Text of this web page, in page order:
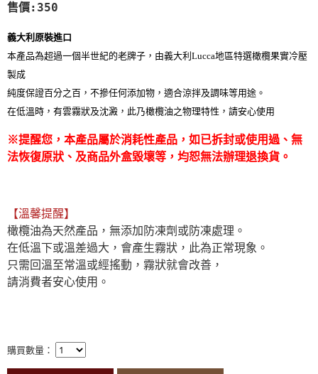
售價:350
義大利原裝進口
本產品為超過一個半世紀的老牌子，由義大利Lucca地區特選橄欖果實冷壓
製成
純度保證百分之百，不摻任何添加物，適合涼拌及調味等用途。
在低溫時，有雲霧狀及沈澱，此乃橄欖油之物理特性，請安心使用
※提醒您，本產品屬於消耗性產品，如已拆封或使用過、無
法恢復原狀、及商品外盒毀壞等，均恕無法辦理退換貨。
【溫馨提醒】
橄欖油為天然產品，無添加防凍劑或防凍處理。
在低溫下或溫差過大，會產生霧狀，此為正常現象。
只需回溫至常溫或經搖動，霧狀就會改善，
請消費者安心使用。
購買數量：